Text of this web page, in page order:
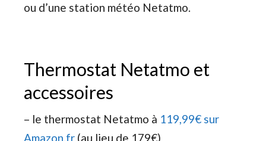
ou d’une station météo Netatmo.
Thermostat Netatmo et
accessoires
– le thermostat Netatmo à 119,99€ sur
Amazon.fr (au lieu de 179€)